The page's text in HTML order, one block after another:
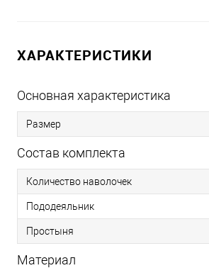
ХАРАКТЕРИСТИКИ
Основная характеристика
Размер
Состав комплекта
Количество наволочек
Пододеяльник
Простыня
Материал